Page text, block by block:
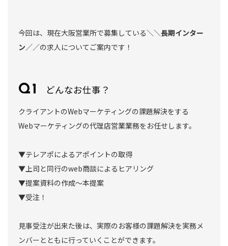
今回は、現在大阪営業所で募集している＼＼長期インター
ン／／の求人についてご案内です！
どんなお仕事？
クライアントのWebマーケティングの課題解決をする
Webマーケティングの代理店営業業務をお任せします。
▼テレアポによるアポイントの取得
▼上司と同行のweb商談によるヒアリング
▼提案資料の作成～本提案
▼受注！
見事受注が出来た後は、実際のお客様の課題解決を実務メ
ンバーとともに行っていくことができます。